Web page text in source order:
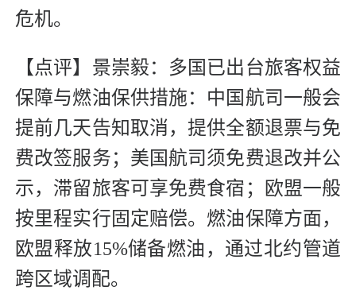
危机。
【点评】景崇毅：多国已出台旅客权益
保障与燃油保供措施：中国航司一般会
提前几天告知取消，提供全额退票与免
费改签服务；美国航司须免费退改并公
示，滞留旅客可享免费食宿；欧盟一般
按里程实行固定赔偿。燃油保障方面，
欧盟释放15%储备燃油，通过北约管道
跨区域调配。